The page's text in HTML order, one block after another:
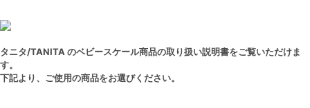
タニタ/TANITA のベビースケール商品の取り扱い説明書をご覧いただけま
す。
下記より、ご使用の商品をお選びください。